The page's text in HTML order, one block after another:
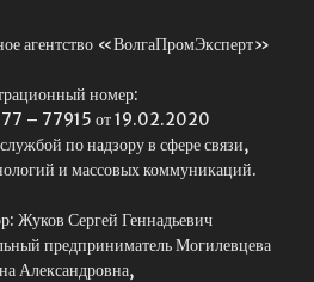
агентство «ВолгаПромЭксперт»
номер:
– 77915 от 19.02.2020
по надзору в сфере связи,
и массовых коммуникаций.
Жуков Сергей Геннадьевич
предприниматель Могилевцева
Александровна,